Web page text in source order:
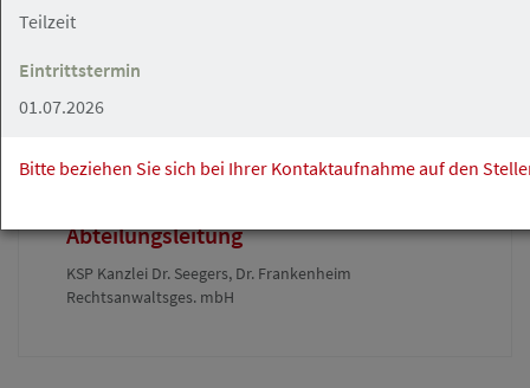
17.07.2026
Abteilungsleitung
KSP Kanzlei Dr. Seegers, Dr. Frankenheim
Rechtsanwaltsges. mbH
Teilzeit
Eintrittstermin
01.07.2026
Bitte beziehen Sie sich bei Ihrer Kontaktaufnahme auf den